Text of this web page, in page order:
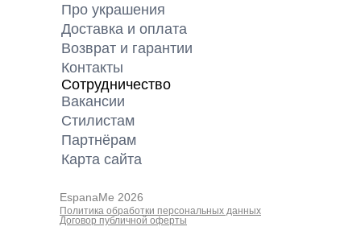
Про украшения
Доставка и оплата
Возврат и гарантии
Контакты
Сотрудничество
Вакансии
Cтилистам
Партнёрам
Карта cайта
EspanaMe 2026
Политика обработки персональных данных
Договор публичной оферты